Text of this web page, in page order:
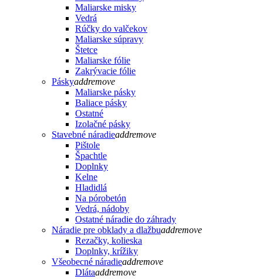
Maliarske misky
Vedrá
Rúčky do valčekov
Maliarske súpravy
Štetce
Maliarske fólie
Zakrývacie fólie
Páskyaddremove
Maliarske pásky
Baliace pásky
Ostatné
Izolačné pásky
Stavebné náradieaddremove
Pištole
Špachtle
Doplnky
Kelne
Hladidlá
Na pórobetón
Vedrá, nádoby
Ostatné náradie do záhrady
Náradie pre obklady a dlažbuaddremove
Rezačky, kolieska
Doplnky, krížiky
Všeobecné náradieaddremove
Dlátaaddremove